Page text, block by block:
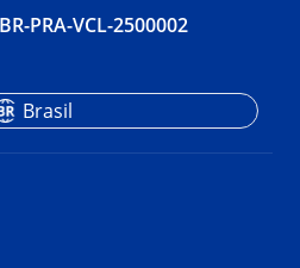
PRA-VCL-2500002
Brasil